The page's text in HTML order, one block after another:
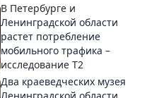
В Петербурге и
Ленинградской области
растет потребление
мобильного трафика –
исследование T2
Два краеведческих музея
Ленинградской области